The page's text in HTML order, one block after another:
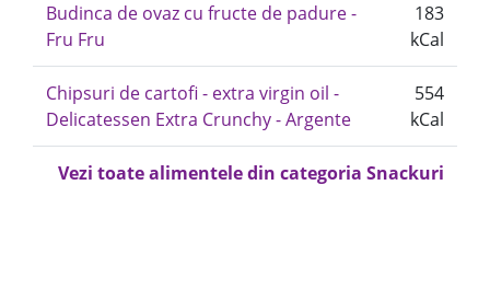
Budinca de ovaz cu fructe de padure -
Fru Fru
183
kCal
Chipsuri de cartofi - extra virgin oil -
Delicatessen Extra Crunchy - Argente
554
kCal
Vezi toate alimentele din categoria Snackuri